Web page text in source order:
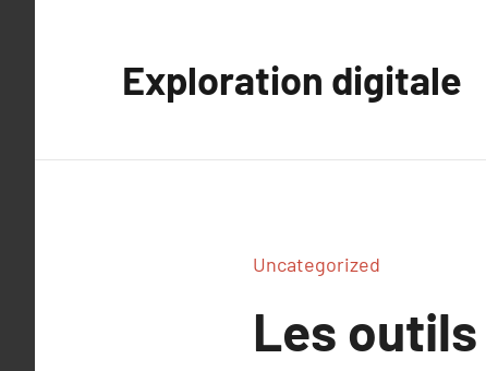
Exploration digitale
Uncategorized
Les